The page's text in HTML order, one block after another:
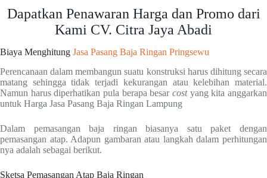
Dapatkan Penawaran Harga dan Promo dari
Kami CV. Citra Jaya Abadi
Biaya Menghitung Jasa Pasang Baja Ringan Pringsewu
Perencanaan dalam membangun suatu konstruksi harus dihitung secara
matang sehingga tidak terjadi kekurangan atau kelebihan material.
Namun harus diperhatikan pula berapa besar costyang kita anggarkan
untuk Harga Jasa Pasang Baja Ringan Lampung
Dalam pemasangan baja ringan biasanya satu paket dengan
pemasangan atap. Adapun gambaran atau langkah dalam perhitungan
nya adalah sebagai berikut.
Sketsa Pemasangan Atap Baja Ringan